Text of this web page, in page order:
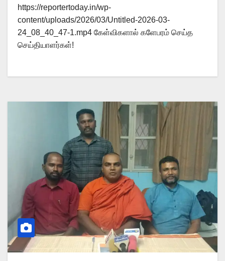
https://reportertoday.in/wp-
content/uploads/2026/03/Untitled-2026-03-
24_08_40_47-1.mp4 கேள்விகளால் களேபரம் செய்த
செய்தியாளர்கள்!